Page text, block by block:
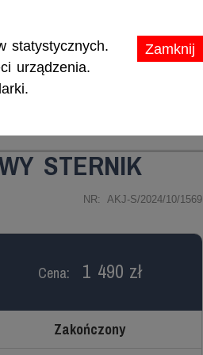
Zamknij
statystycznych.
urządzenia.
STERNIK
NR: AKJ-S/2024/10/1569
Cena: 1 490 zł
Zakończony